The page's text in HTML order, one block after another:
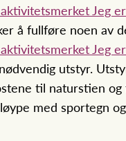
Jeg
å fullføre noen av
Jeg
utstyr.
til naturstien og
med sportegn